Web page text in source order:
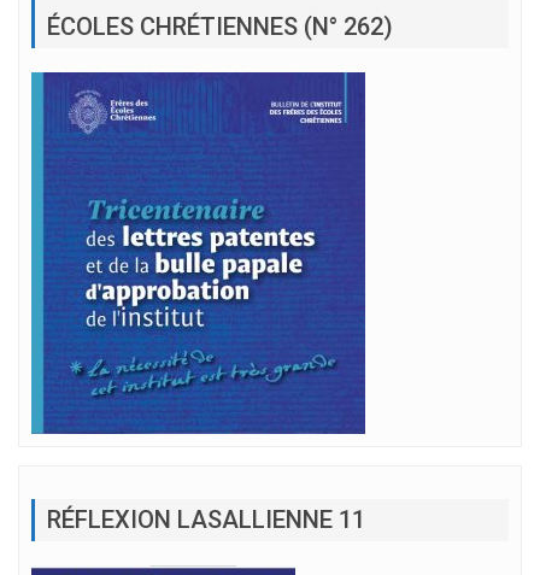
ÉCOLES CHRÉTIENNES (N° 262)
RÉFLEXION LASALLIENNE 11